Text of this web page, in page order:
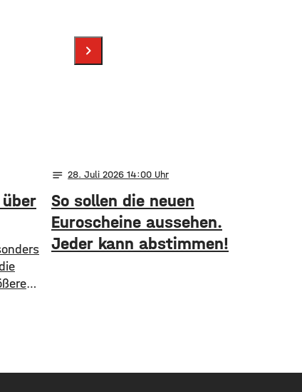
/ picture-alliance
chevron_right
notes 28. Juli 2026 14:00
So sollen die neuen
Euroscheine aussehen.
Jeder kann abstimmen!